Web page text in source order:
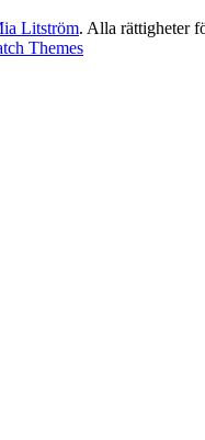
Litström. Alla rättigheter
Themes